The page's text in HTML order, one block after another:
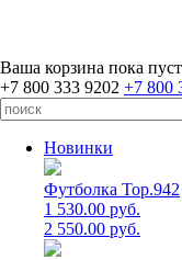
Ваша корзина пока
+7 800 333 9202 +7 800
Новинки
Футболка Top.942
1 530.00 руб.
2 550.00 руб.